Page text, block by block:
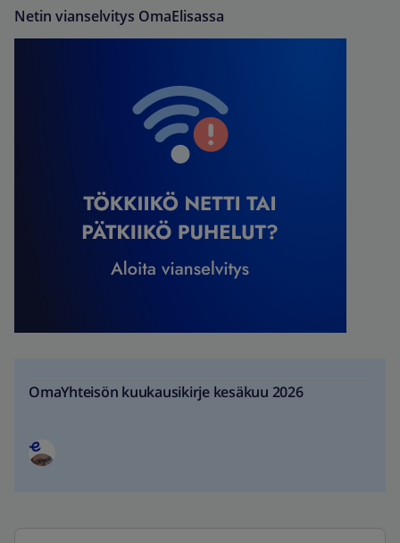
Netin vianselvitys OmaElisassa
OmaYhteisön kuukausikirje kesäkuu 2026